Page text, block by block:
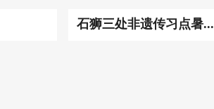
石狮三处非遗传习点暑...